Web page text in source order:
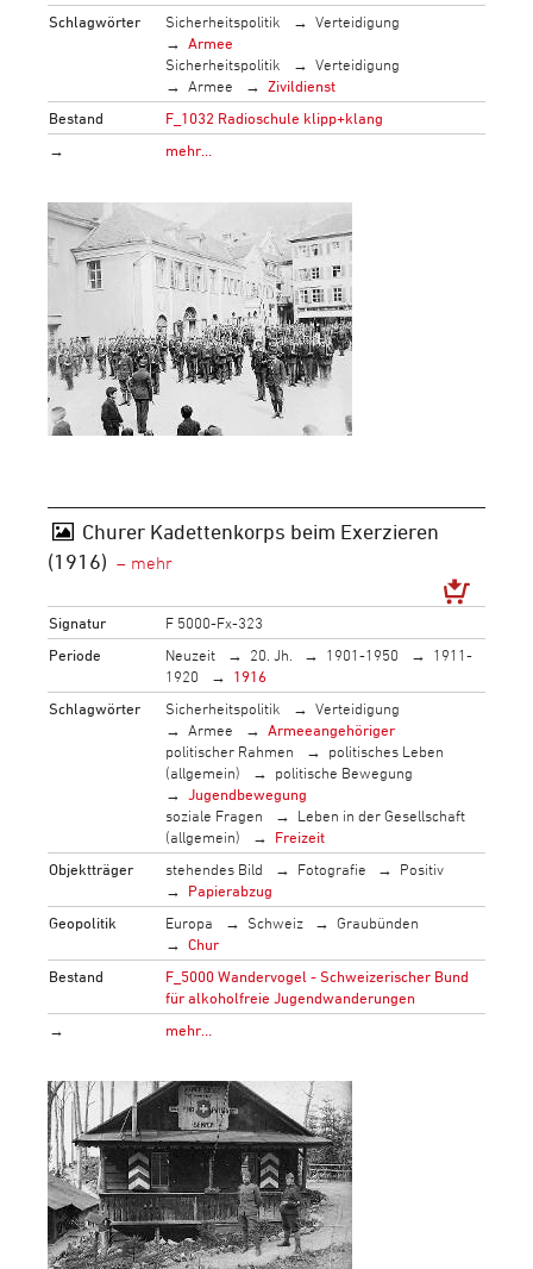
Schlagwörter
Sicherheitspolitik
Verteidigung
Armee
Sicherheitspolitik
Verteidigung
Armee
Zivildienst
Bestand
F_1032 Radioschule klipp+klang
→
mehr…
Churer Kadettenkorps beim Exerzieren
(1916)
Signatur
F 5000-Fx-323
Periode
Neuzeit 20. Jh. 1901-1950
1911-
1920
1916
Schlagwörter
Sicherheitspolitik
Verteidigung
Armee
Armeeangehöriger
politischer Rahmen
politisches Leben
(allgemein)
politische Bewegung
Jugendbewegung
soziale Fragen
Leben in der Gesellschaft
(allgemein)
Freizeit
Objektträger
stehendes Bild Fotografie
Positiv
Papierabzug
Geopolitik
Europa Schweiz
Graubünden
Chur
Bestand
F_5000 Wandervogel - Schweizerischer Bund
für alkoholfreie Jugendwanderungen
→
mehr…